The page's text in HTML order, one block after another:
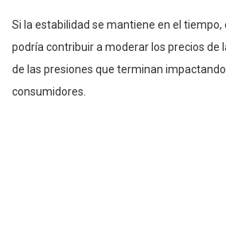
Si la estabilidad se mantiene en el tiempo,
podría contribuir a moderar los precios de
de las presiones que terminan
consumidores.